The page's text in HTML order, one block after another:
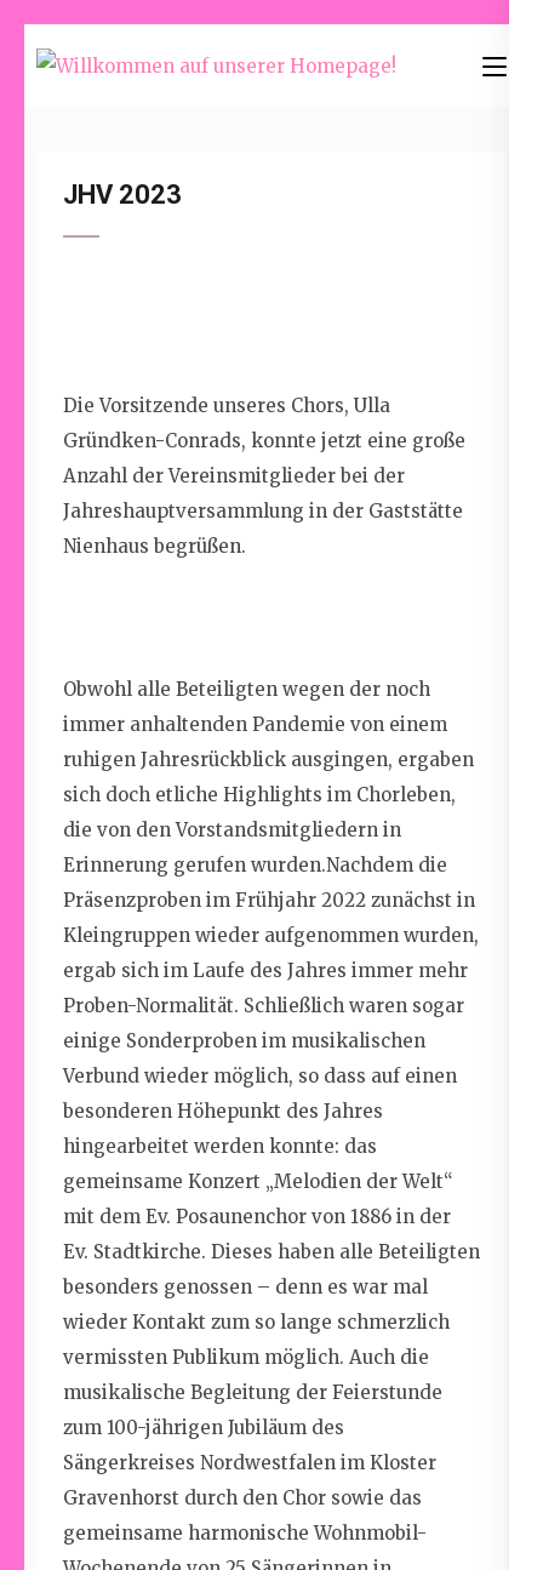
to
Enter)
Willkommen
JHV 2023
Die Vorsitzende unseres Chors, Ulla
Gründken-Conrads, konnte jetzt eine große
Anzahl der Vereinsmitglieder bei der
Jahreshauptversammlung in der Gaststätte
Nienhaus begrüßen.
Obwohl alle Beteiligten wegen der noch
immer anhaltenden Pandemie von einem
ruhigen Jahresrückblick ausgingen, ergaben
sich doch etliche Highlights im Chorleben,
die von den Vorstandsmitgliedern in
Erinnerung gerufen wurden.Nachdem die
Präsenzproben im Frühjahr 2022 zunächst in
Kleingruppen wieder aufgenommen wurden,
ergab sich im Laufe des Jahres immer mehr
Proben-Normalität. Schließlich waren sogar
einige Sonderproben im musikalischen
Verbund wieder möglich, so dass auf einen
besonderen Höhepunkt des Jahres
hingearbeitet werden konnte: das
gemeinsame Konzert „Melodien der Welt“
mit dem Ev. Posaunenchor von 1886 in der
Ev. Stadtkirche. Dieses haben alle Beteiligten
besonders genossen – denn es war mal
wieder Kontakt zum so lange schmerzlich
vermissten Publikum möglich. Auch die
musikalische Begleitung der Feierstunde
zum 100-jährigen Jubiläum des
Sängerkreises Nordwestfalen im Kloster
Gravenhorst durch den Chor sowie das
gemeinsame harmonische Wohnmobil-